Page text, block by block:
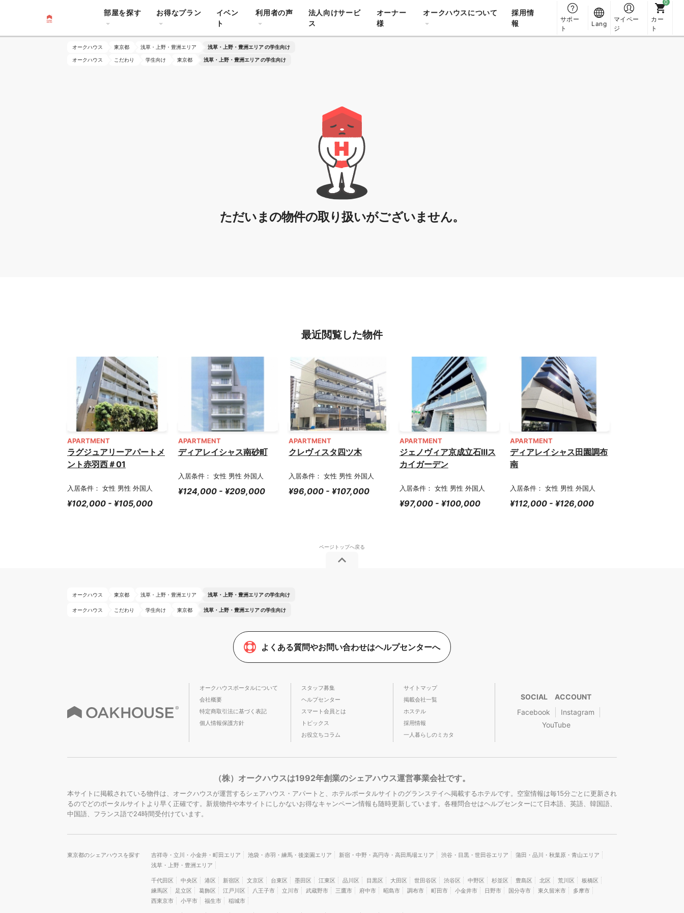
部屋を探す お得なプラン
イベン
ト
利用者の声
法人向けサービ
ス
オーナー
様
オークハウスについて
採用情
報
サポー
ト
Lang
マイペー
ジ
カー
ト
オークハウス 東京都 浅草・上野・豊洲エリア 浅草・上野・豊洲エリア の学生向け
オークハウス こだわり 学生向け 東京都 浅草・上野・豊洲エリア の学生向け
ただいまの物件の取り扱いがございません。
最近閲覧した物件
APARTMENT
ラグジュアリーアパートメ
ント赤羽西＃01
入居条件： 女性 男性 外国人
¥102,000 - ¥105,000
APARTMENT
ディアレイシャス南砂町
入居条件： 女性 男性 外国人
¥124,000 - ¥209,000
APARTMENT
クレヴィスタ四ツ木
入居条件： 女性 男性 外国人
¥96,000 - ¥107,000
APARTMENT
ジェノヴィア京成立石Ⅲス
カイガーデン
入居条件： 女性 男性 外国人
¥97,000 - ¥100,000
APARTMENT
ディアレイシャス田園調布
南
入居条件： 女性 男性 外国人
¥112,000 - ¥126,000
オークハウス 東京都 浅草・上野・豊洲エリア 浅草・上野・豊洲エリア の学生向け
オークハウス こだわり 学生向け 東京都 浅草・上野・豊洲エリア の学生向け
よくある質問やお問い合わせはヘルプセンターへ
オークハウスポータルについて
会社概要
特定商取引法に基づく表記
個人情報保護方針
スタッフ募集
ヘルプセンター
スマート会員とは
トピックス
お役立ちコラム
サイトマップ
掲載会社一覧
ホステル
採用情報
一人暮らしのミカタ
SOCIAL ACCOUNT
Facebook
Instagram
YouTube
（株）オークハウスは1992年創業のシェアハウス運営事業会社です。
本サイトに掲載されている物件は、オークハウスが運営するシェアハウス・アパートと、ホテルポータルサイトのグランステイへ掲載するホテルです。空室情報は毎15分ごとに更新され
るのでどのポータルサイトより早く正確です。新規物件や本サイトにしかないお得なキャンペーン情報も随時更新しています。各種問合せはヘルプセンターにて日本語、英語、韓国語、
中国語、フランス語で24時間受付けています。
東京都のシェアハウスを探す 吉祥寺・立川・小金井・町田エリア 池袋・赤羽・練馬・後楽園エリア 新宿・中野・高円寺・高田馬場エリア 渋谷・目黒・世田谷エリア
蒲田・品川・秋葉原・青山エリア
浅草・上野・豊洲エリア
千代田区 中央区 港区 新宿区 文京区 台東区 墨田区 江東区 品川区 目黒区 大田区 世田谷区 渋谷区 中野区 杉並区 豊島区 北区 荒川区
板橋区
練馬区
足立区 葛飾区 江戸川区 八王子市 立川市 武蔵野市 三鷹市 府中市 昭島市 調布市 町田市 小金井市 日野市 国分寺市 東久留米市
多摩市
西東京市
小平市 福生市 稲城市